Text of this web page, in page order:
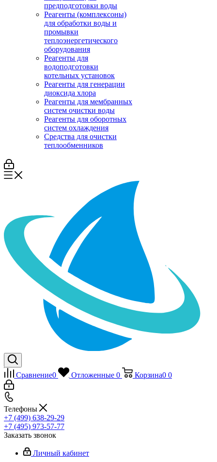
предподготовки воды
Реагенты (комплексоны)
для обработки воды и
промывки
теплоэнергетического
оборудования
Реагенты для
водоподготовки
котельных установок
Реагенты для генерации
диоксида хлора
Реагенты для мембранных
систем очистки воды
Реагенты для оборотных
систем охлаждения
Средства для очистки
теплообменников
Сравнение0 Отложенные 0 Корзина0 0
Телефоны
+7 (499) 638-29-29
+7 (495) 973-57-77
Заказать звонок
Личный кабинет